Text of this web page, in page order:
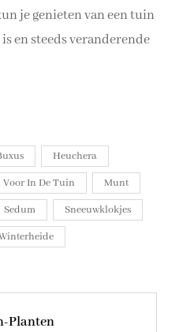
je genieten van een tuin
en steeds veranderende
Heuchera
In De Tuin
Munt
Sedum
Sneeuwklokjes
Planten